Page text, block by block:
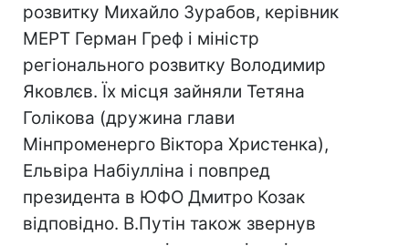
розвитку Михайло Зурабов, керівник
МЕРТ Герман Греф і міністр
регіонального розвитку Володимир
Яковлєв. Їх місця зайняли Тетяна
Голікова (дружина глави
Мінпроменерго Віктора Христенка),
Ельвіра Набіулліна і повпред
президента в ЮФО Дмитро Козак
відповідно. В.Путін також звернув